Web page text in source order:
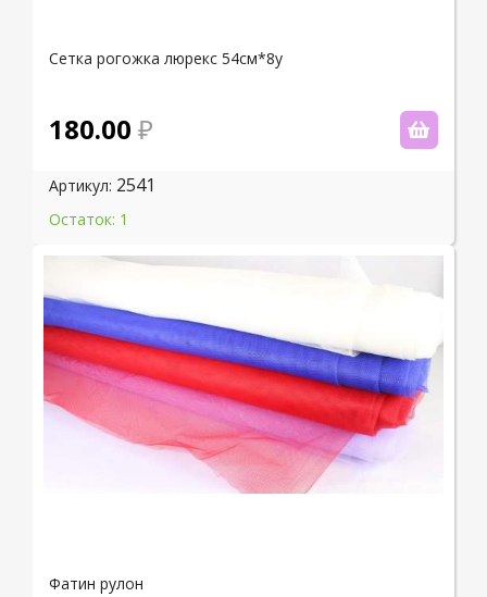
Сетка рогожка люрекс 54см*8y
180.00
Артикул: 2541
Остаток: 1
Фатин рулон